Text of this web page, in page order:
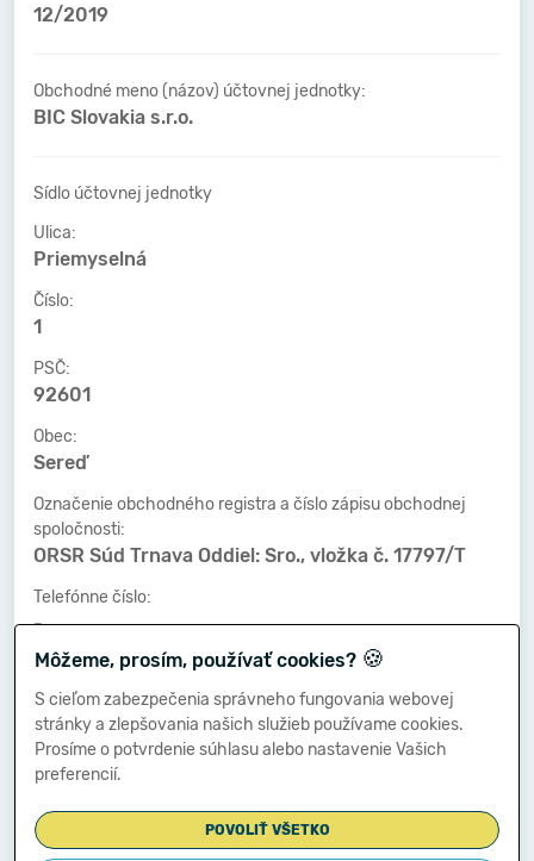
12/2019
Obchodné meno (názov) účtovnej jednotky:
BIC Slovakia s.r.o.
Sídlo účtovnej jednotky
Ulica:
Priemyselná
Číslo:
1
PSČ:
92601
Obec:
Sereď
Označenie obchodného registra a číslo zápisu obchodnej
spoločnosti:
ORSR Súd Trnava Oddiel: Sro., vložka č. 17797/T
Telefónne číslo:
-
Faxové číslo:
-
E-mailová adresa:
-
Zostavená dňa:
Môžeme, prosím, používať cookies? 🍪
S cieľom zabezpečenia správneho fungovania webovej
stránky a zlepšovania našich služieb používame cookies.
Prosíme o potvrdenie súhlasu alebo nastavenie Vašich
preferencií.
POVOLIŤ VŠETKO